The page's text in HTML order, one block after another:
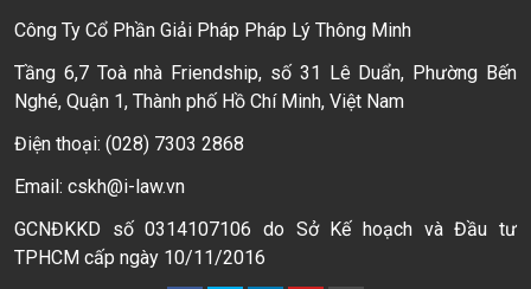
Công Ty Cổ Phần Giải Pháp Pháp Lý Thông Minh
Tầng 6,7 Toà nhà Friendship, số 31 Lê Duẩn, Phường Bến
Nghé, Quận 1, Thành phố Hồ Chí Minh, Việt Nam
Điện thoại: (028) 7303 2868
Email: cskh@i-law.vn
GCNĐKKD số 0314107106 do Sở Kế hoạch và Đầu tư
TPHCM cấp ngày 10/11/2016